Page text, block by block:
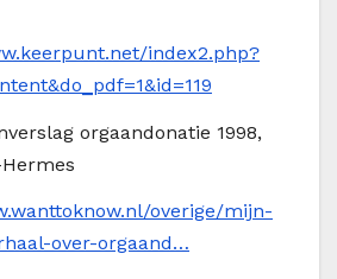
index2.php?
orgaandonatie 1998,
overige/mijn-
over-orgaand…